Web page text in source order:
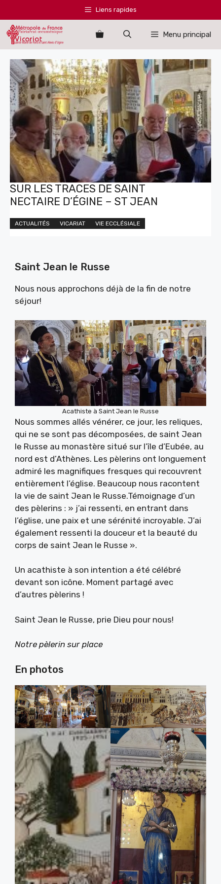
au
contenu
Liens rapides
Menu principal
SUR LES TRACES DE SAINT
NECTAIRE D’ÉGINE – ST JEAN
ACTUALITÉS VICARIAT VIE ECCLÉSIALE
Saint Jean le Russe
Nous nous approchons déjà de la fin de notre
séjour!
Acathiste à Saint Jean le Russe
Nous sommes allés vénérer, ce jour, les reliques,
qui ne se sont pas décomposées, de saint Jean
le Russe au monastère situé sur l’île d’Eubée, au
nord est d’Athènes. Les pèlerins ont longuement
admiré les magnifiques fresques qui recouvrent
entièrement l’église. Beaucoup nous racontent
la vie de saint Jean le Russe.Témoignage d’un
des pèlerins : » j’ai ressenti, en entrant dans
l’église, une paix et une sérénité incroyable. J’ai
également ressenti la douceur et la beauté du
corps de saint Jean le Russe ».
Un acathiste à son intention a été célébré
devant son icône. Moment partagé avec
d’autres pèlerins !
Saint Jean le Russe, prie Dieu pour nous!
Notre pèlerin sur place
En photos